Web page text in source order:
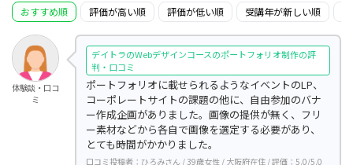
おすすめ順 評価が高い順 評価が低い順 受講年が新しい順
体験談・口コ
ミ
デイトラのWebデザインコースのポートフォリオ制作の評
判・口コミ
ポートフォリオに載せられるようなイベントのLP、
コーポレートサイトの課題の他に、自由参加のバナ
ー作成企画がありました。画像の提供が無く、フリ
ー素材などから各自で画像を選定する必要があり、
とても時間がかかりました。
口コミ投稿者：ひろみさん / 39歳女性 / 大阪府在住 / 評価：5.0/5.0